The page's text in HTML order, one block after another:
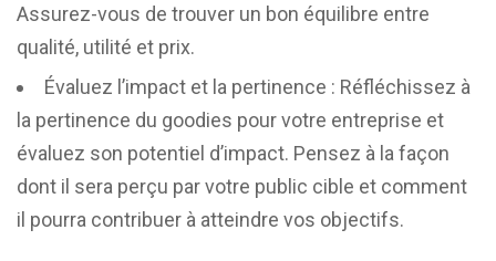
Assurez-vous de trouver un bon équilibre entre
qualité, utilité et prix.
Évaluez l’impact et la pertinence : Réfléchissez à
la pertinence du goodies pour votre entreprise et
évaluez son potentiel d’impact. Pensez à la façon
dont il sera perçu par votre public cible et comment
il pourra contribuer à atteindre vos objectifs.